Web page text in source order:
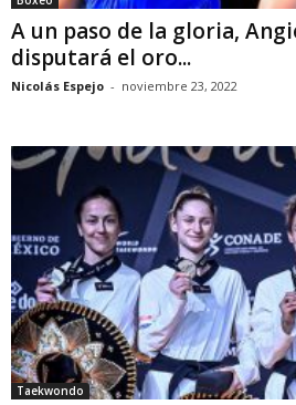
A un paso de la gloria,
disputará el oro...
Nicolás Espejo - noviembre 23, 2022
Taekwondo